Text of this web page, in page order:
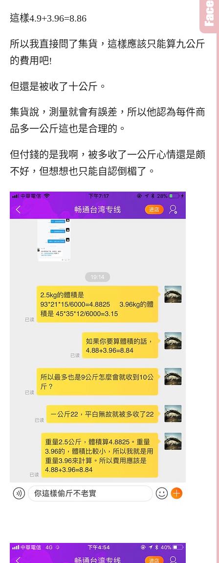
這樣4.9+3.96=8.86
所以我直接問了集貨，這樣應該只能算九公斤
的費用吧!
但還是被收了十公斤。
集貨說，測量就會有誤差，所以他認為每件商
品多一公斤這也是合理的。
但付錢的是我啊，被多收了一公斤心情還是頗
不好，但想想也只能自認倒楣了。